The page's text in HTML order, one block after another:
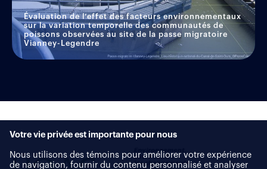
Évaluation de l’effet des facteurs environnementaux
sur la variation temporelle des communautés de
poissons observées au site de la passe migratoire
Vianney-Legendre
Votre vie privée est importante pour nous
Nous utilisons des témoins pour améliorer votre expérience
de navigation, fournir du contenu personnalisé et analyser